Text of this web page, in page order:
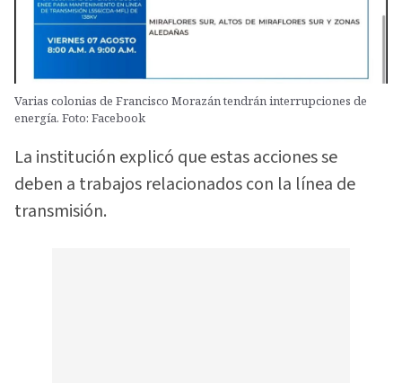
Varias colonias de Francisco Morazán tendrán interrupciones de
energía. Foto: Facebook
La institución explicó que estas acciones se
deben a trabajos relacionados con la línea de
transmisión.